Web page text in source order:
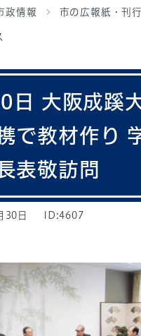
政情報 市の広報紙・刊
日 大阪成蹊
で教材作り
表敬訪問
30日 ID:4607